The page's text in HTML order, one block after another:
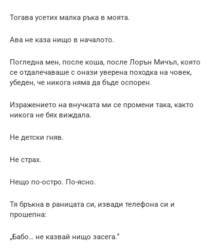
Тогава усетих малка ръка в моята.
Ава не каза нищо в началото.
Погледна мен, после коша, после Лорън Мичъл, която
се отдалечаваше с онази уверена походка на човек,
убеден, че никога няма да бъде оспорен.
Изражението на внучката ми се промени така, както
никога не бях виждала.
Не детски гняв.
Не страх.
Нещо по-остро. По-ясно.
Тя бръкна в раницата си, извади телефона си и
прошепна:
„Бабо… не казвай нищо засега.“